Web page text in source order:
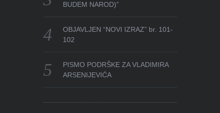
BUDEM NAROD)”
OBJAVLJEN “NOVI IZRAZ” br. 101-
102
PISMO PODRŠKE ZA VLADIMIRA
ARSENIJEVIĆA